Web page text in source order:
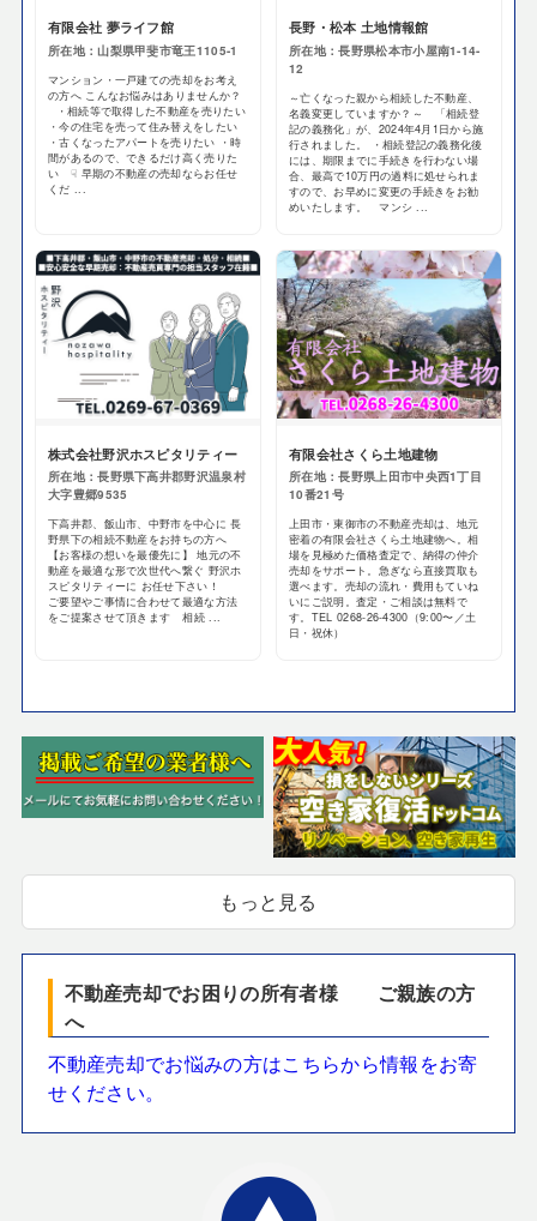
有限会社 夢ライフ館
所在地：山梨県甲斐市竜王1105-1
マンション・一戸建ての売却をお考え
の方へ こんなお悩みはありませんか？
・相続等で取得した不動産を売りたい
・今の住宅を売って住み替えをしたい
・古くなったアパートを売りたい ・時
間があるので、できるだけ高く売りた
い ☟ 早期の不動産の売却ならお任せ
くだ ...
長野・松本 土地情報館
所在地：長野県松本市小屋南1-14-
12
～亡くなった親から相続した不動産、
名義変更していますか？～ 「相続登
記の義務化」が、2024年4月1日から施
行されました。 ・相続登記の義務化後
には、期限までに手続きを行わない場
合、最高で10万円の過料に処せられま
すので、お早めに変更の手続きをお勧
めいたします。 マンシ ...
株式会社野沢ホスピタリティー
所在地：長野県下高井郡野沢温泉村
大字豊郷9535
下高井郡、飯山市、中野市を中心に 長
野県下の相続不動産をお持ちの方へ
【お客様の想いを最優先に】 地元の不
動産を最適な形で次世代へ繋ぐ 野沢ホ
スピタリティーに お任せ下さい！
ご要望やご事情に合わせて最適な方法
をご提案させて頂きます 相続 ...
有限会社さくら土地建物
所在地：長野県上田市中央西1丁目
10番21号
上田市・東御市の不動産売却は、地元
密着の有限会社さくら土地建物へ。相
場を見極めた価格査定で、納得の仲介
売却をサポート。急ぎなら直接買取も
選べます。売却の流れ・費用もていね
いにご説明。査定・ご相談は無料で
す。TEL 0268-26-4300（9:00〜／土
日・祝休）
もっと見る
不動産売却でお困りの所有者様 ご親族の方
へ
不動産売却でお悩みの方はこちらから情報をお寄
せください。